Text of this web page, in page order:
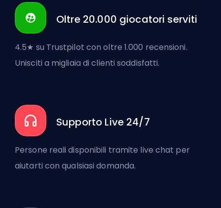
Oltre 20.000 giocatori serviti
4.5★ su Trustpilot con oltre 1.000 recensioni.
Unisciti a migliaia di clienti soddisfatti.
Supporto Live 24/7
Persone reali disponibili tramite live chat per
aiutarti con qualsiasi domanda.